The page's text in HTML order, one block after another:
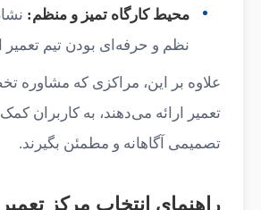
محیط کارگاه تمیز و منظم:
نظم و حرفه‌ای بودن تیم
علاوه بر این، مراکزی که مشاوره
تعمیر ارائه می‌دهند، به کاربران
تصمیمی آگاهانه و مطمئن بگیرند.
راهنمای انتخاب مرکز